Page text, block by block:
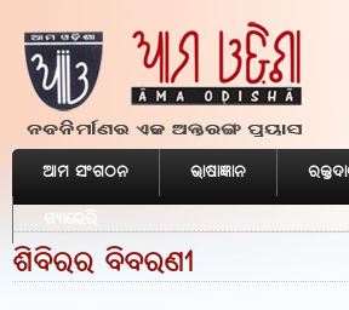
ଆମ ସଂଗଠନ ଭାଷାଜ୍ଞାନ
ଗ୍ୟାଲେରି
ଶିବିରର ବିବରଣୀ